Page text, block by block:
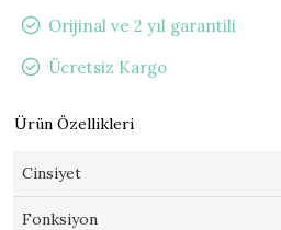
Orijinal ve 2 yıl garantili
Ücretsiz Kargo
Ürün Özellikleri
Cinsiyet
Fonksiyon